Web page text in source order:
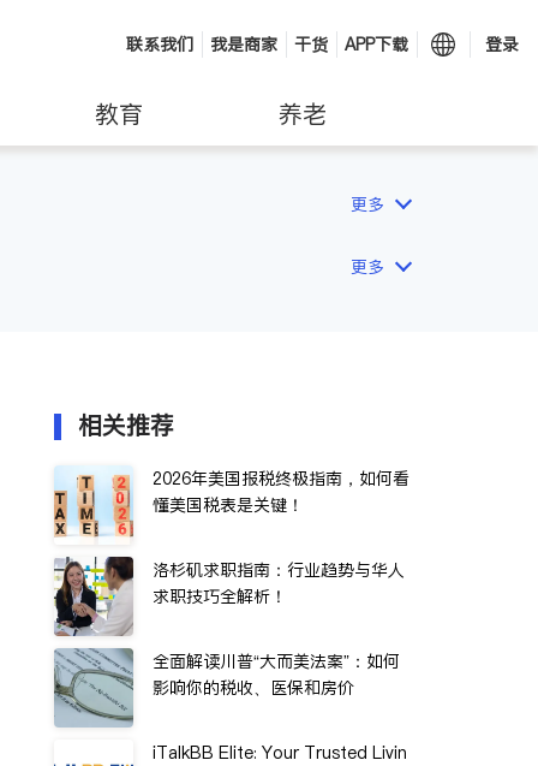
联系我们 我是商家 干货 APP下载 登录
教育 养老
更多
更多
相关推荐
2026年美国报税终极指南，如何看
懂美国税表是关键！
洛杉矶求职指南：行业趋势与华人
求职技巧全解析！
全面解读川普“大而美法案”：如何
影响你的税收、医保和房价
iTalkBB Elite: Your Trusted Livin